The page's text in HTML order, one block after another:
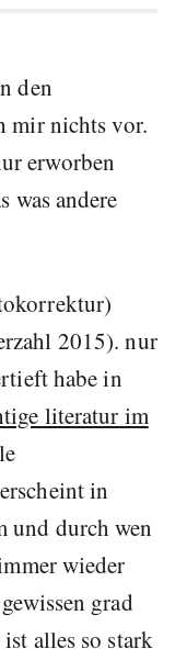
den
mir nichts vor.
erworben
was andere
2015). nur
habe in
literatur im
in
und durch wen
wieder
grad
alles so stark